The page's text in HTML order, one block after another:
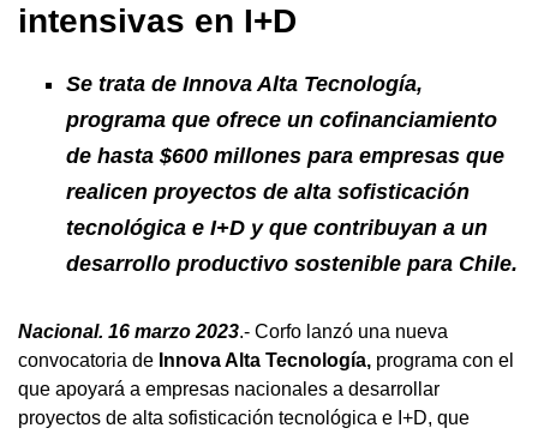
intensivas en I+D
Se trata de Innova Alta Tecnología,
programa que ofrece un cofinanciamiento
de hasta $600 millones para empresas que
realicen proyectos de alta sofisticación
tecnológica e I+D y que contribuyan a un
desarrollo productivo sostenible para Chile.
Nacional. 16 marzo 2023.- Corfo lanzó una nueva
convocatoria de Innova Alta Tecnología, programa con el
que apoyará a empresas nacionales a desarrollar
proyectos de alta sofisticación tecnológica e I+D, que